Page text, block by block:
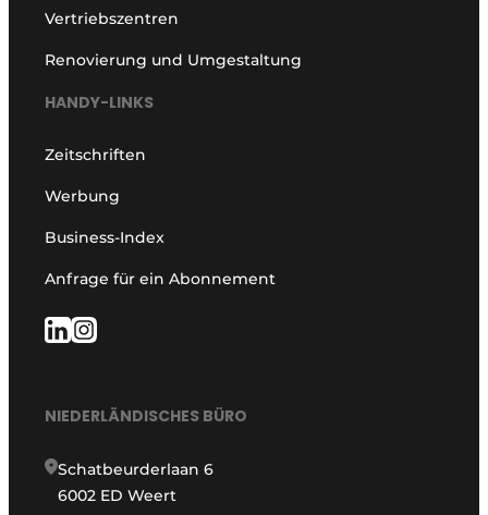
Vertriebszentren
Renovierung und Umgestaltung
HANDY-LINKS
Zeitschriften
Werbung
Business-Index
Anfrage für ein Abonnement
NIEDERLÄNDISCHES BÜRO
Schatbeurderlaan 6
6002 ED Weert